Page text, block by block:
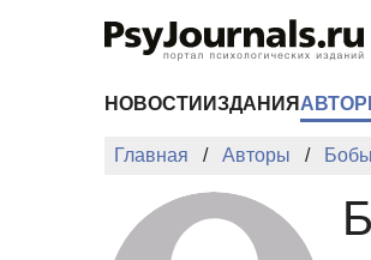
НОВОСТИ ИЗДАНИЯ
Главная Авторы